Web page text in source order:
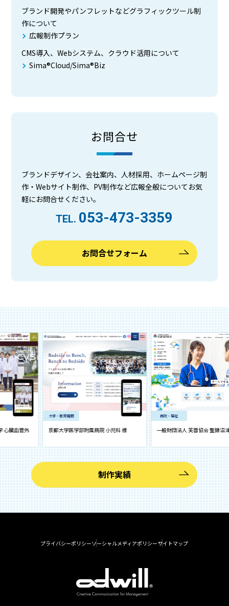
ブランド開発やパンフレットなどグラフィックツール制
作について
広報制作プラン
CMS導入、Webシステム、クラウド活用について
Sima®Cloud/Sima®Biz
お問合せ
ブランドデザイン、会社案内、人材採用、ホームページ制
作・Webサイト制作、PV制作など広報全般についてお気
軽にお問合せください。
TEL. 053-473-3359
お問合せフォーム
管外
大学・教育機関
京都大学医学部附属病院 小児科 様
病院・福祉
一般財団法人 芙蓉協会 聖隷沼津病院
制作実績
プライバシーポリシーソーシャルメディアポリシーサイトマップ